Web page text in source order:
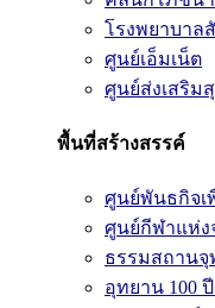
โรงพยาบาล
ศูนย์เอ็มเน็ต
ศูนย์ส่งเสริม
พื้นที่สร้างสรรค์
ศูนย์พันธกิจเ
ศูนย์กีฬาแห่
ธรรมสถาน
อุทยาน 100